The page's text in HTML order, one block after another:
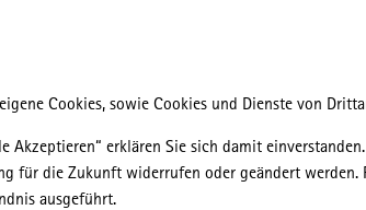
Cookies, sowie Cookies und Dienste von
Akzeptieren“ erklären Sie sich damit
für die Zukunft widerrufen oder geändert werden.
ausgeführt.
Aufsehen. Seit 2015 stellt sich
auch für Ostdeutschland
für internationale Migration? Welche
Politik tun, um die friedliche
(Foto v.l.n.r.) Stefanie
Cottbus, Madlen Pilz,
48.